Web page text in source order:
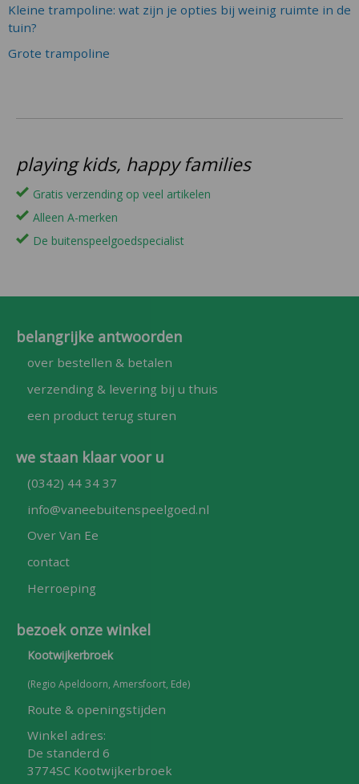
Kleine trampoline: wat zijn je opties bij weinig ruimte in de
tuin?
Grote trampoline
playing kids, happy families
Gratis verzending op veel artikelen
Alleen A-merken
De buitenspeelgoedspecialist
belangrijke antwoorden
over bestellen & betalen
verzending & levering bij u thuis
een product terug sturen
we staan klaar voor u
(0342) 44 34 37
info@vaneebuitenspeelgoed.nl
Over Van Ee
contact
Herroeping
bezoek onze winkel
Kootwijkerbroek
(Regio Apeldoorn, Amersfoort, Ede)
Route & openingstijden
Winkel adres:
De standerd 6
3774SC Kootwijkerbroek